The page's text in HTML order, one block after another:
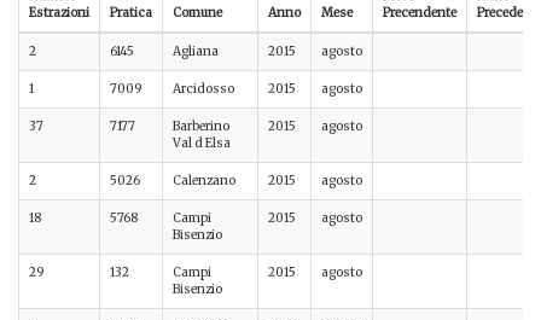
Estrazioni
Pratica Comune Anno Mese
Precendente
Precedente
2 6145 Agliana 2015 agosto
1 7009 Arcidosso 2015 agosto
37 7177
Barberino
Val d Elsa
2015 agosto
2 5026 Calenzano 2015 agosto
18 5768
Campi
Bisenzio
2015 agosto
29 132
Campi
Bisenzio
2015 agosto